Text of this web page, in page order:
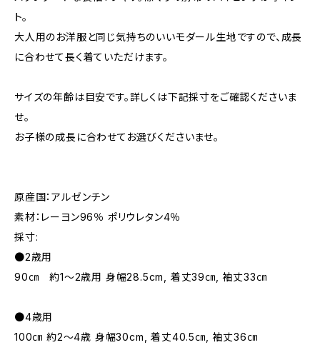
ト。
大人用のお洋服と同じ気持ちのいいモダール生地ですので、成長
に合わせて長く着ていただけます。
サイズの年齢は目安です。詳しくは下記採寸をご確認くださいま
せ。
お子様の成長に合わせてお選びくださいませ。
原産国：アルゼンチン
素材：レーヨン96％ ポリウレタン4％
採寸:
●2歳用
90㎝ 約1～2歳用 身幅28.5cm, 着丈39㎝, 袖丈33㎝
●4歳用
100㎝ 約2～4歳 身幅30cm, 着丈40.5㎝, 袖丈36㎝